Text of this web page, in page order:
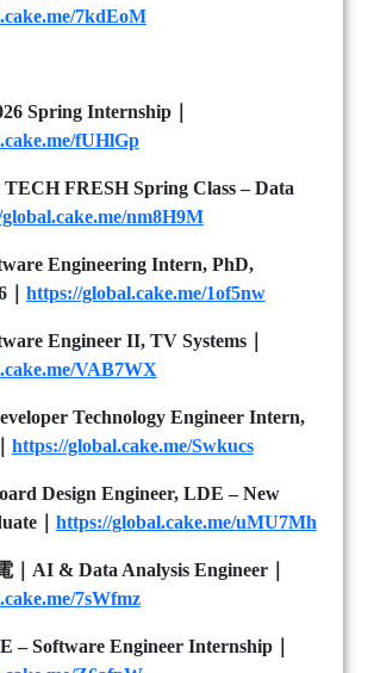
7kdEoM
Spring Internship｜
fUHlGp
TECH FRESH Spring Class – Data
nm8H9M
Engineering Intern, PhD,
｜ https://global.cake.me/1of5nw
Engineer II, TV Systems｜
VAB7WX
Technology Engineer Intern,
https://global.cake.me/Swkucs
Design Engineer, LDE – New
｜ https://global.cake.me/uMU7Mh
｜ AI & Data Analysis Engineer｜
7sWfmz
– Software Engineer Internship｜